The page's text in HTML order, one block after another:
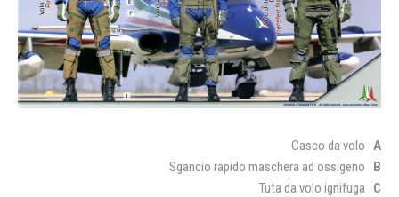
Casco da volo A
Sgancio rapido maschera ad ossigeno B
Tuta da volo ignifuga C